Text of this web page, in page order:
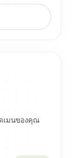
เมนของคุณ